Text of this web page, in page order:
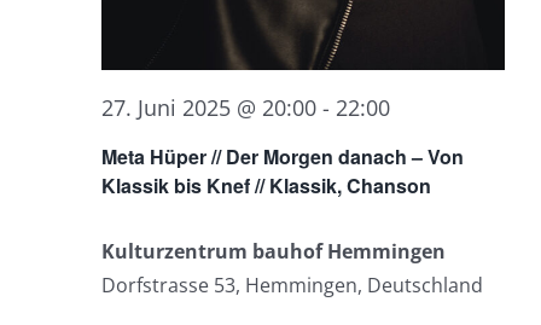
Meta Hüper // Der Morgen danach – Von
Klassik bis Knef // Klassik, Chanson
27. Juni 2025 @ 20:00 - 22:00
Kulturzentrum bauhof Hemmingen
Dorfstrasse 53, Hemmingen, Deutschland